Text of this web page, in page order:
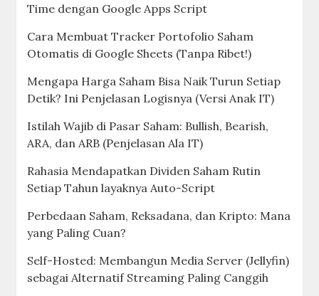
Time dengan Google Apps Script
Cara Membuat Tracker Portofolio Saham
Otomatis di Google Sheets (Tanpa Ribet!)
Mengapa Harga Saham Bisa Naik Turun Setiap
Detik? Ini Penjelasan Logisnya (Versi Anak IT)
Istilah Wajib di Pasar Saham: Bullish, Bearish,
ARA, dan ARB (Penjelasan Ala IT)
Rahasia Mendapatkan Dividen Saham Rutin
Setiap Tahun layaknya Auto-Script
Perbedaan Saham, Reksadana, dan Kripto: Mana
yang Paling Cuan?
Self-Hosted: Membangun Media Server (Jellyfin)
sebagai Alternatif Streaming Paling Canggih